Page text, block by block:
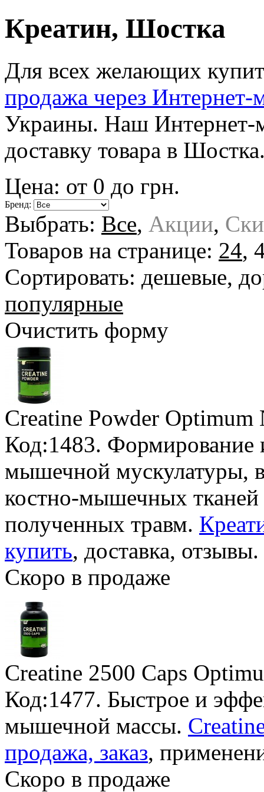
Креатин, Шостка
Для всех желающих
продажа через Интернет-
Украины. Наш Интернет-
доставку товара в
Цена: от 0 до грн.
Бренд:
Выбрать: Все, Акции,
Товаров на странице: 24,
Сортировать: дешевые,
популярные
Очистить форму
Creatine Powder
Код:1483. Формирование
мышечной мускулатуры,
костно-мышечных тканей
полученных травм.
купить, доставка, отзывы.
Скоро в продаже
Creatine 2500 Caps
Код:1477. Быстрое и
мышечной массы.
продажа, заказ,
Скоро в продаже